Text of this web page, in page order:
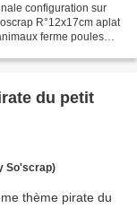
configuration sur
R°12x17cm aplat
ferme poules
du petit
So'scrap)